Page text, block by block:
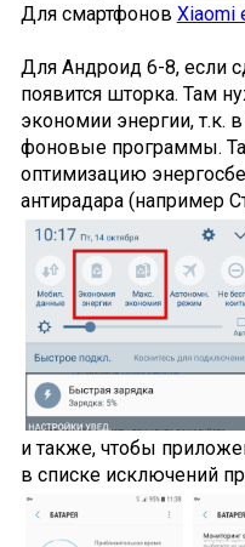
Для смартфонов Xiaomi
Для Андроид 6-8, если
появится шторка. Там
экономии энергии, т.к.
фоновые программы.
оптимизацию
антирадара (например
и также, чтобы
в списке исключений